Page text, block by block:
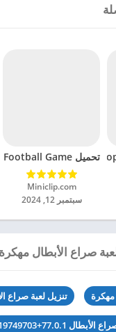
تحميل Soccer Hero PvP Football Game مهكرة للاندرويد 2024
Miniclip.com‏
سبتمبر 12, 2024
صراع الأبطال مهكرة
تنزيل لعبة صراع
الأبطال 77.0.1+19749703